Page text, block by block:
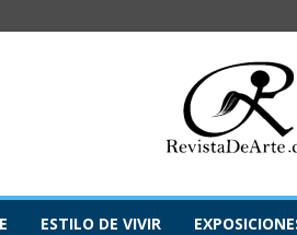
ESTILO DE VIVIR